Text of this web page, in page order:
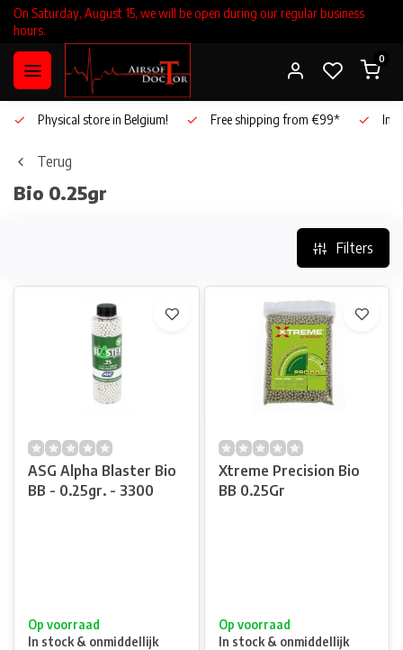
On Saturday, August 15, we will be open during our regular business
hours.
0
Physical store in Belgium! Free shipping from €99*
Terug
Bio 0.25gr
Filters
ASG Alpha Blaster Bio
BB - 0.25gr. - 3300
Op voorraad
In stock & onmiddellijk
Xtreme Precision Bio
BB 0.25Gr
Op voorraad
In stock & onmiddellijk